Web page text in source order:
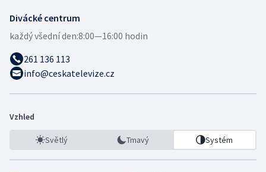
Divácké centrum
každý všední den:8:00—16:00 hodin
261 136 113
info@ceskatelevize.cz
Vzhled
Světlý Tmavý Systém